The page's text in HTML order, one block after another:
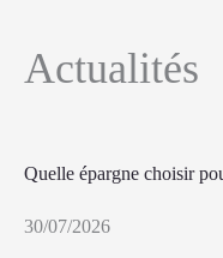
Actualités
Quelle épargne choisir
30/07/2026